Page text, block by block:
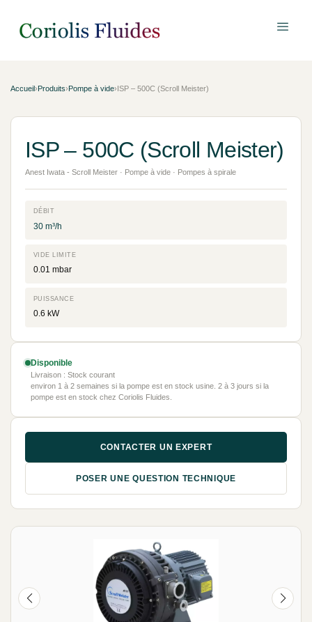
Accueil›Produits›Pompe à vide›ISP – 500C (Scroll Meister)
ISP – 500C (Scroll Meister)
Anest Iwata - Scroll Meister · Pompe à vide · Pompes à spirale
DÉBIT
30 m³/h
VIDE LIMITE
0.01 mbar
PUISSANCE
0.6 kW
Disponible
Livraison : Stock courant
environ 1 à 2 semaines si la pompe est en stock usine. 2 à 3 jours si la
pompe est en stock chez Coriolis Fluides.
CONTACTER UN EXPERT
POSER UNE QUESTION TECHNIQUE